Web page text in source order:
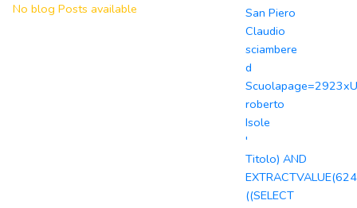
No blog Posts available
San Piero
Claudio
sciambere
d
roberto
Isole
'
Titolo) AND
((SELECT